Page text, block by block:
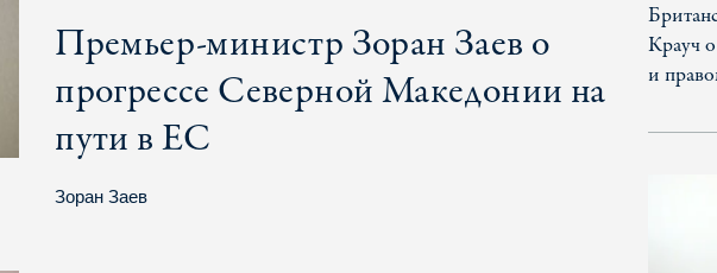
Премьер-министр Зоран Заев о
прогрессе Северной Македонии на
пути в ЕС
Зоран Заев
Крауч
и